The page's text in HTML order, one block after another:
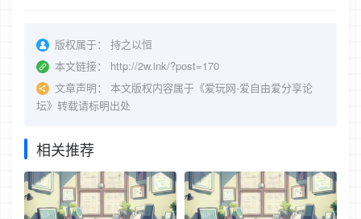
版权属于：
持之以恒
本文链接：
http://2w.ink/?post=170
文章声明：
本文版权内容属于《爱玩网-爱自由爱分享论
坛》转载请标明出处
相关推荐